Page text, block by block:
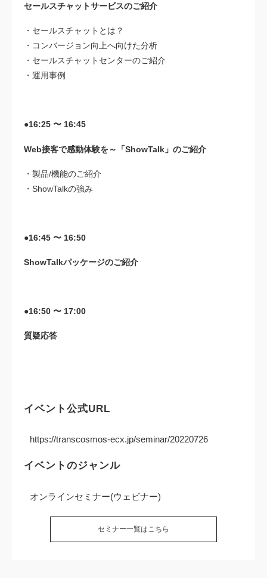
セールスチャットサービスのご紹介
・セールスチャットとは？
・コンバージョン向上へ向けた分析
・セールスチャットセンターのご紹介
・運用事例
●16:25 〜 16:45
Web接客で感動体験を～「ShowTalk」のご紹介
・製品/機能のご紹介
・ShowTalkの強み
●16:45 〜 16:50
ShowTalkパッケージのご紹介
●16:50 〜 17:00
質疑応答
イベント公式URL
https://transcosmos-ecx.jp/seminar/20220726
イベントのジャンル
オンラインセミナー(ウェビナー)
セミナー一覧はこちら